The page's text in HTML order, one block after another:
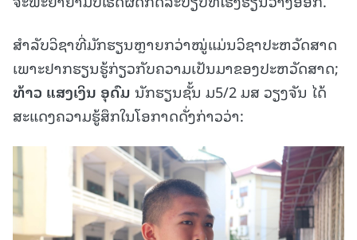
ສໍາລັບວິຊາທີ່ມັກຮຽນຫຼາຍກວ່າໝູ່ແມ່ນວິຊາປະຫວັດສາດ
ເພາະຢາກຮຽນຮູ້ກ່ຽວກັບຄວາມເປັນມາຂອງປະຫວັດສາດ;
ທ້າວ ແສງເງິນ ອຸດົມ ນັກຮຽນຊັ້ນ ມ5/2 ມສ ວຽງຈັນ ໄດ້
ສະແດງຄວາມຮູ້ສຶກໃນໂອກາດດັ່ງກ່າວວ່າ: